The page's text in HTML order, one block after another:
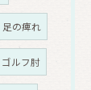
足の痺れ
ゴルフ肘